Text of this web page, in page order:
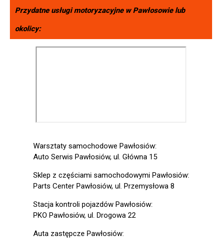
Przydatne usługi motoryzacyjne wPawłosowielub
okolicy:
Warsztaty samochodowe Pawłosiów:
Auto Serwis Pawłosiów, ul. Główna 15
Sklep z częściami samochodowymi Pawłosiów:
Parts Center Pawłosiów, ul. Przemysłowa 8
Stacja kontroli pojazdów Pawłosiów:
PKO Pawłosiów, ul. Drogowa 22
Auta zastępcze Pawłosiów: